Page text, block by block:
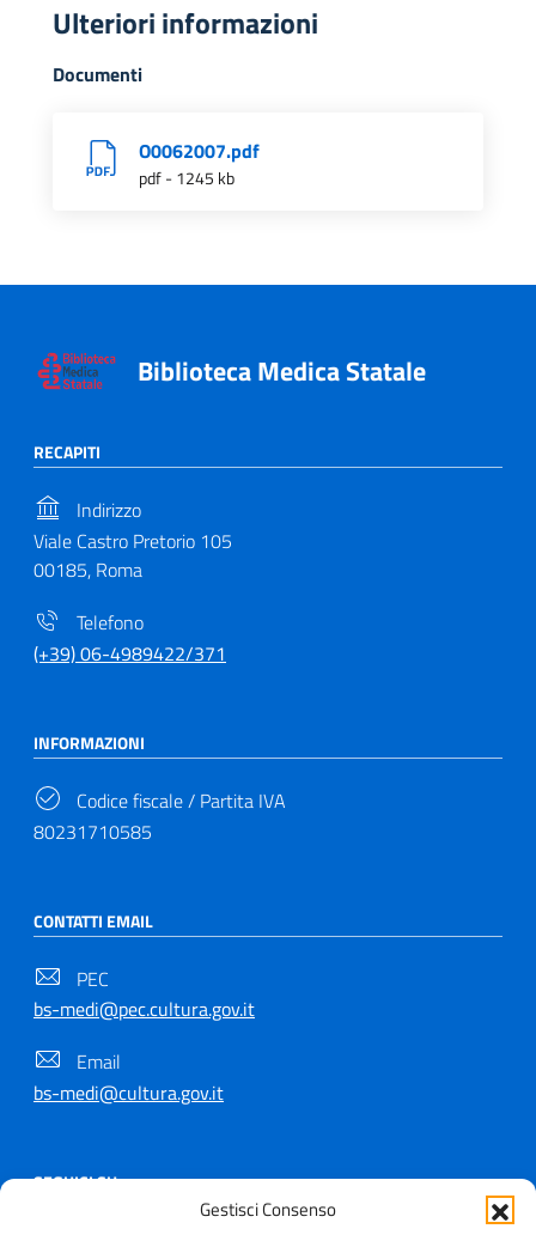
Gestisci Consenso
Ulteriori informazioni
Documenti
O0062007.pdf
pdf - 1245 kb
Biblioteca Medica Statale
RECAPITI
Indirizzo
Viale Castro Pretorio 105
00185, Roma
Telefono
(+39) 06-4989422/371
INFORMAZIONI
Codice fiscale / Partita IVA
80231710585
CONTATTI EMAIL
PEC
bs-medi@pec.cultura.gov.it
Email
bs-medi@cultura.gov.it
SEGUICI SU